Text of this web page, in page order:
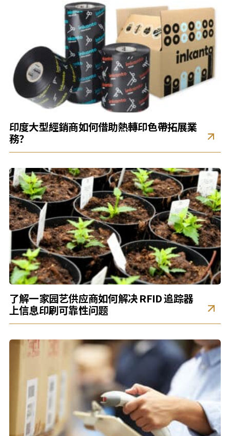
印度大型經銷商如何借助熱轉印色帶拓展業
務？
了解一家园艺供应商如何解决 RFID 追踪器
上信息印刷可靠性问题